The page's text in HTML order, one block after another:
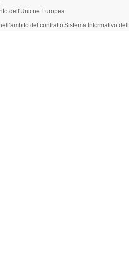
dell'Unione Europea
del contratto Sistema Informativo